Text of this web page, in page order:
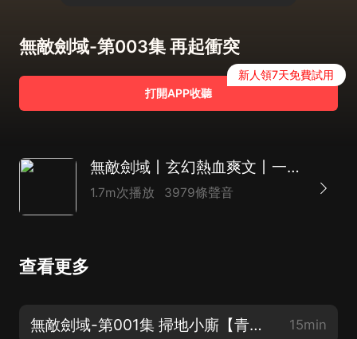
無敵劍域-第003集 再起衝突
打開APP收聽
新人領7天免費試用
無敵劍域丨玄幻熱血爽文丨一劍獨尊、我有一劍 前傳丨紫襟領銜多人有聲劇
1.7m次播放 3979條聲音
查看更多
無敵劍域-第001集 掃地小廝【青衫劍主來啦！裝起來！】 15min